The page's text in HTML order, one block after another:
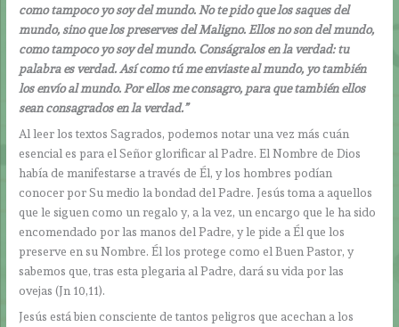
como tampoco yo soy del mundo. No te pido que los saques del
mundo, sino que los preserves del Maligno. Ellos no son del mundo,
como tampoco yo soy del mundo. Conságralos en la verdad: tu
palabra es verdad. Así como tú me enviaste al mundo, yo también
los envío al mundo. Por ellos me consagro, para que también ellos
sean consagrados en la verdad.”
Al leer los textos Sagrados, podemos notar una vez más cuán
esencial es para el Señor glorificar al Padre. El Nombre de Dios
había de manifestarse a través de Él, y los hombres podían
conocer por Su medio la bondad del Padre. Jesús toma a aquellos
que le siguen como un regalo y, a la vez, un encargo que le ha sido
encomendado por las manos del Padre, y le pide a Él que los
preserve en su Nombre. Él los protege como el Buen Pastor, y
sabemos que, tras esta plegaria al Padre, dará su vida por las
ovejas (Jn 10,11).
Jesús está bien consciente de tantos peligros que acechan a los